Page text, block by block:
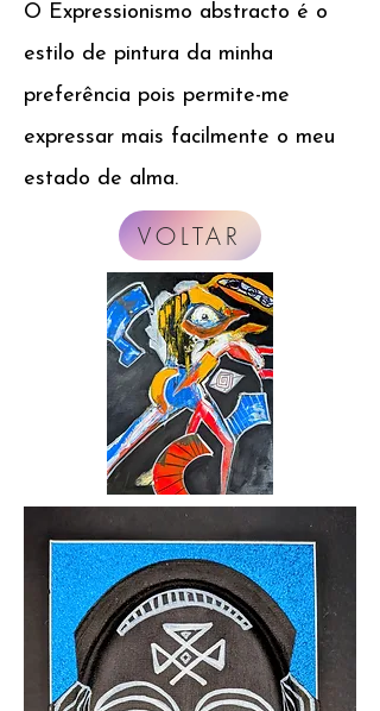
O Expressionismo abstracto é o
estilo de pintura da minha
preferência pois permite-me
expressar mais facilmente o meu
estado de alma.
VOLTAR